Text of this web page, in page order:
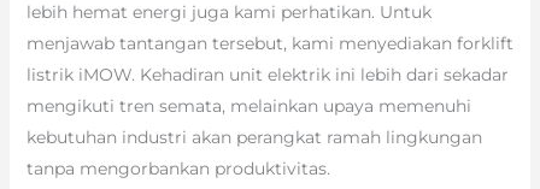
lebih hemat energi juga kami perhatikan. Untuk
menjawab tantangan tersebut, kami menyediakan forklift
listrik iMOW. Kehadiran unit elektrik ini lebih dari sekadar
mengikuti tren semata, melainkan upaya memenuhi
kebutuhan industri akan perangkat ramah lingkungan
tanpa mengorbankan produktivitas.